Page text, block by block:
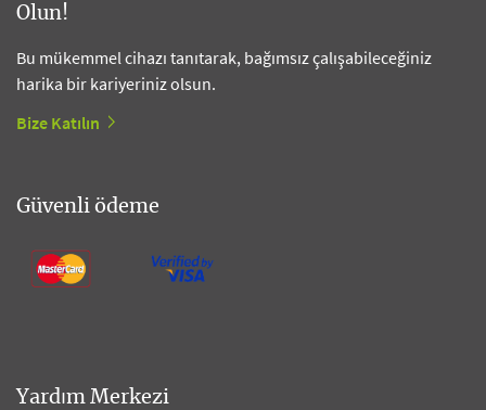
Olun!
Bu mükemmel cihazı tanıtarak, bağımsız çalışabileceğiniz
harika bir kariyeriniz olsun.
Bize Katılın
Güvenli ödeme
Yardım Merkezi